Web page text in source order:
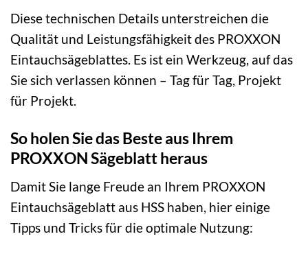
Diese technischen Details unterstreichen die
Qualität und Leistungsfähigkeit des PROXXON
Eintauchsägeblattes. Es ist ein Werkzeug, auf das
Sie sich verlassen können – Tag für Tag, Projekt
für Projekt.
So holen Sie das Beste aus Ihrem
PROXXON Sägeblatt heraus
Damit Sie lange Freude an Ihrem PROXXON
Eintauchsägeblatt aus HSS haben, hier einige
Tipps und Tricks für die optimale Nutzung: